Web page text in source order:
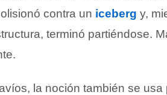
contra un iceberg y,
terminó partiéndose.
la noción también se usa